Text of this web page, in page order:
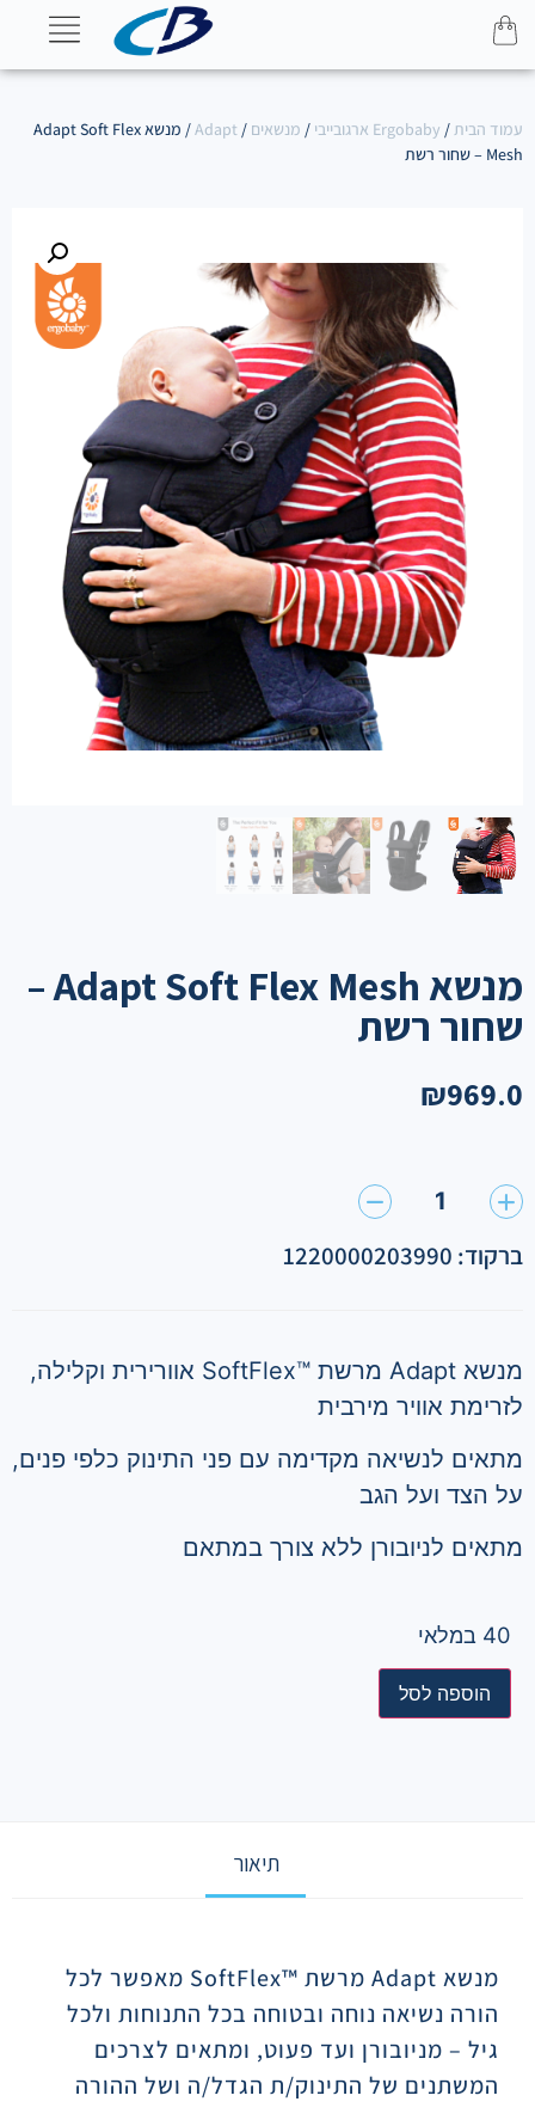
עמוד הבית/ Ergobaby ארגובייבי / מנשאים /
Adapt
/ מנשא Adapt Soft Flex
Mesh – שחור רשת
מנשא Adapt Soft Flex Mesh –
שחור רשת
₪969.0
1
ברקוד: 1220000203990
מנשא Adapt מרשת ™SoftFlex אוורירית וקלילה,
לזרימת אוויר מירבית
מתאים לנשיאה מקדימה עם פני התינוק כלפי פנים,
על הצד ועל הגב
מתאים לניובורן ללא צורך במתאם
40 במלאי
הוספה לסל
תיאור
מנשא Adapt מרשת ™SoftFlex מאפשר לכל
הורה נשיאה נוחה ובטוחה בכל התנוחות ולכל
גיל – מניובורן ועד פעוט, ומתאים לצרכים
המשתנים של התינוק/ת הגדל/ה ושל ההורה